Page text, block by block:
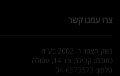
צרו עמנו קשר
נשק הצפון ר. 2002 בע”מ
כתובת: קהילת ציון 14, עפולה
טלפון: 04-6573573